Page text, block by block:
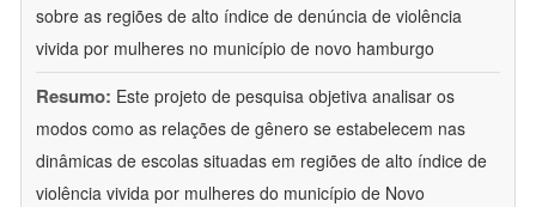
sobre as regiões de alto índice de denúncia de violência
vivida por mulheres no município de novo hamburgo
Resumo: Este projeto de pesquisa objetiva analisar os
modos como as relações de gênero se estabelecem nas
dinâmicas de escolas situadas em regiões de alto índice de
violência vivida por mulheres do município de Novo